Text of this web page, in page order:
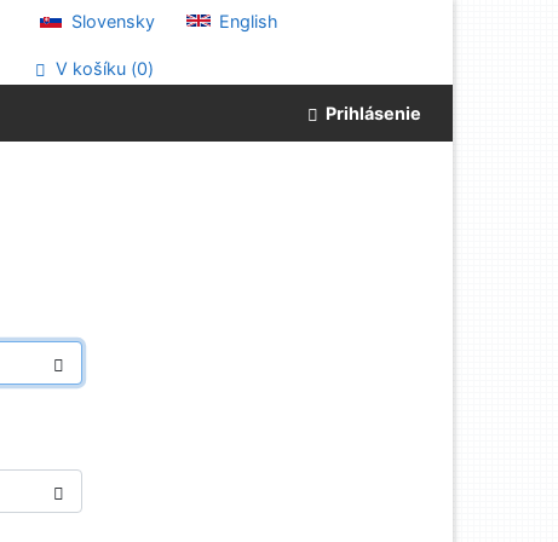
Slovensky English
V košíku (0)
Prihlásenie